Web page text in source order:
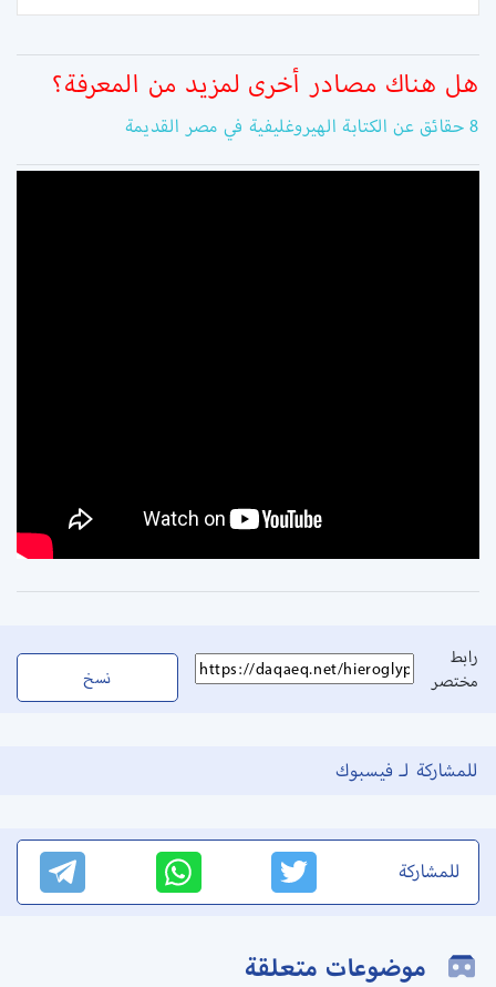
هل هناك مصادر أخرى لمزيد من المعرفة؟
8 حقائق عن الكتابة الهيروغليفية في مصر القديمة
رابط
مختصر
نسخ
للمشاركة لـ فيسبوك
للمشاركة
موضوعات متعلقة